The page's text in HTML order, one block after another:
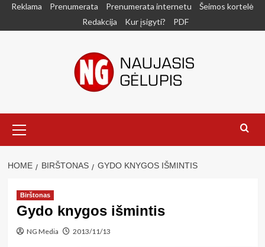
SkipReklama Prenumerata Prenumerata internetu
Šeimos kortelė
Redakcija
Kur įsigyti? PDF
Menu
HOME BIRŠTONAS GYDO KNYGOS IŠMINTIS
Birštonas
Gydo knygos išmintis
NG Media 2013/11/13